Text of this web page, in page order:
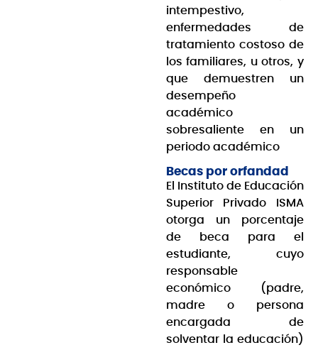
intempestivo,
enfermedades de
tratamiento costoso de
los familiares, u otros, y
que demuestren un
desempeño
académico
sobresaliente en un
periodo académico
Becas por orfandad
El Instituto de Educación
Superior Privado ISMA
otorga un porcentaje
de beca para el
estudiante, cuyo
responsable
económico (padre,
madre o persona
encargada de
solventar la educación)